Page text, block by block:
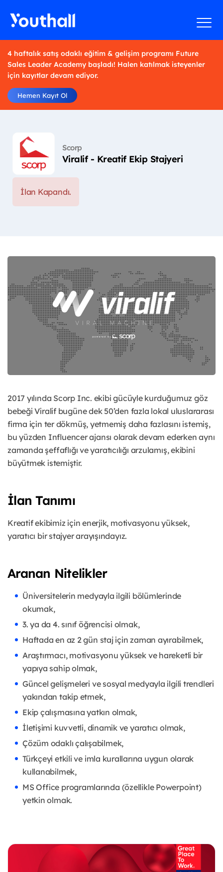
4 haftalık satış odaklı eğitim & gelişim programı Future
Sales Leader Academy başladı! Halen katılmak isteyenler
için kayıtlar devam ediyor.
Hemen Kayıt Ol
Scorp
Viralif - Kreatif Ekip Stajyeri
İlan Kapandı.
2017 yılında Scorp Inc. ekibi gücüyle kurduğumuz göz
bebeği Viralif bugüne dek 50’den fazla lokal uluslararası
firma için ter dökmüş, yetmemiş daha fazlasını istemiş,
bu yüzden Influencer ajansı olarak devam ederken aynı
zamanda şeffaflığı ve yaratıcılığı arzulamış, ekibini
büyütmek istemiştir.
İlan Tanımı
Kreatif ekibimiz için enerjik, motivasyonu yüksek,
yaratıcı bir stajyer arayışındayız.
Aranan Nitelikler
Üniversitelerin medyayla ilgili bölümlerinde
okumak,
3. ya da 4. sınıf öğrencisi olmak,
Haftada en az 2 gün staj için zaman ayırabilmek,
Araştırmacı, motivasyonu yüksek ve hareketli bir
yapıya sahip olmak,
Güncel gelişmeleri ve sosyal medyayla ilgili trendleri
yakından takip etmek,
Ekip çalışmasına yatkın olmak,
İletişimi kuvvetli, dinamik ve yaratıcı olmak,
Çözüm odaklı çalışabilmek,
Türkçeyi etkili ve imla kurallarına uygun olarak
kullanabilmek,
MS Office programlarında (özellikle Powerpoint)
yetkin olmak.